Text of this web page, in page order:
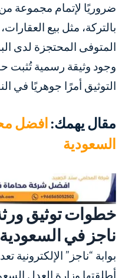
ضروريًا لإتمام مجموعة من
بالتركة، مثل بيع
المتوفى المحتجزة لدى
وجود وثيقة رسمية تُثبت
التوثيق أمرًا جوهريًا في
مقال يهمك: افضل
السعودية
خطوات توثيق
ناجز في السعودية
بوابة “ناجز” الإلكترونية